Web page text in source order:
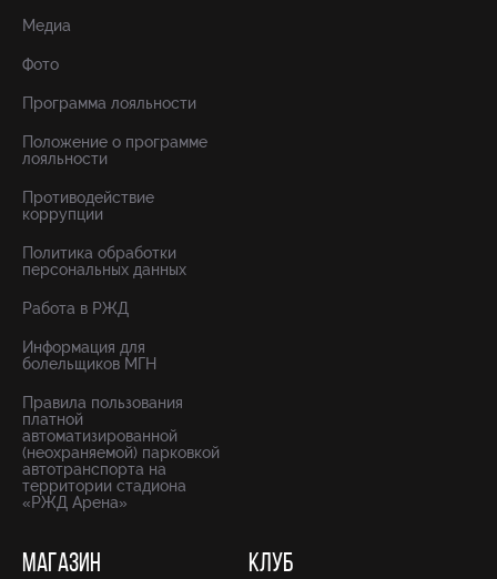
Медиа
Фото
Программа лояльности
Положение о программе
лояльности
Противодействие
коррупции
Политика обработки
персональных данных
Работа в РЖД
Информация для
болельщиков МГН
Правила пользования
платной
автоматизированной
(неохраняемой) парковкой
автотранспорта на
территории стадиона
«РЖД Арена»
МАГАЗИН КЛУБ